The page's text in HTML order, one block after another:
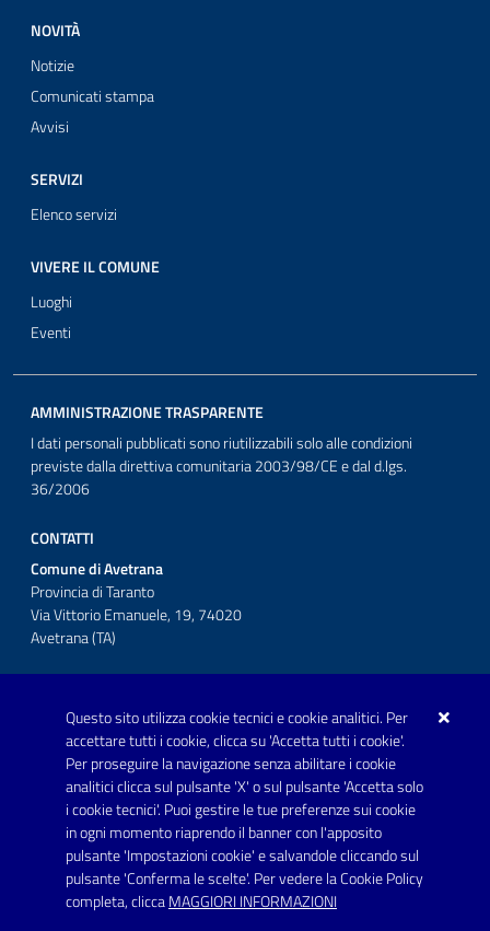
Questo sito utilizza cookie tecnici e cookie analitici. Per
accettare tutti i cookie, clicca su 'Accetta tutti i cookie'.
Per proseguire la navigazione senza abilitare i cookie
analitici clicca sul pulsante 'X' o sul pulsante 'Accetta solo
i cookie tecnici'. Puoi gestire le tue preferenze sui cookie
in ogni momento riaprendo il banner con l'apposito
pulsante 'Impostazioni cookie' e salvandole cliccando sul
pulsante 'Conferma le scelte'. Per vedere la Cookie Policy
completa, cliccaMAGGIORI INFORMAZIONI
NOVITÀ
Notizie
Comunicati stampa
Avvisi
SERVIZI
Elenco servizi
VIVERE IL COMUNE
Luoghi
Eventi
AMMINISTRAZIONE TRASPARENTE
I dati personali pubblicati sono riutilizzabili solo alle condizioni
previste dalla direttiva comunitaria 2003/98/CE e dal d.lgs.
36/2006
CONTATTI
Comune di Avetrana
Provincia di Taranto
Via Vittorio Emanuele, 19, 74020
Avetrana (TA)
Telefono: 0999707766
Fax: 0999704336
Posta Elettronica Certificata:
prot.comune.avetrana@pec.rupar.puglia.it
Link utili
Informativa privacy